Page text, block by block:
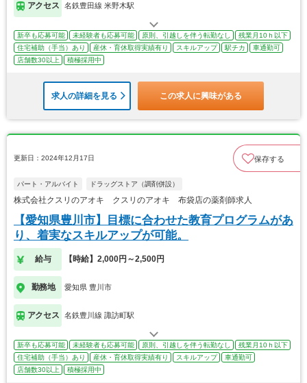
アクセス 名鉄豊田線 米野木駅
新卒も応募可能 未経験者も応募可能 原則、引越しを伴う転勤なし
残業月10ｈ以下
住宅補助（手当）あり
産休・育休取得実績有り スキルアップ 駅チカ
車通勤可
店舗数30以上
積極採用中
求人の詳細を見る この求人に興味がある
更新日：2024年12月17日 保存する
パート・アルバイト ドラッグストア（調剤併設）
株式会社クスリのアオキ クスリのアオキ 布袋店の薬剤師求人
【愛知県豊川市】目標に合わせた教育プログラムがあ
り、着実なスキルアップが可能。
給与 【時給】2,000円～2,500円
勤務地 愛知県 豊川市
アクセス 名鉄豊川線 諏訪町駅
新卒も応募可能 未経験者も応募可能 原則、引越しを伴う転勤なし
残業月10ｈ以下
住宅補助（手当）あり
産休・育休取得実績有り スキルアップ
車通勤可
店舗数30以上
積極採用中